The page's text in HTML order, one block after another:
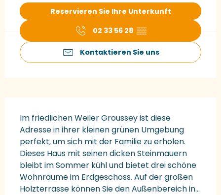
Reservieren Sie Ihre Unterkunft
02 33 56 28 ▒▒
Kontaktieren Sie uns
Im friedlichen Weiler Groussey ist diese
Adresse in ihrer kleinen grünen Umgebung
perfekt, um sich mit der Familie zu erholen.
Dieses Haus mit seinen dicken Steinmauern
bleibt im Sommer kühl und bietet drei schöne
Wohnräume im Erdgeschoss. Auf der großen
Holzterrasse können Sie den Außenbereich in...